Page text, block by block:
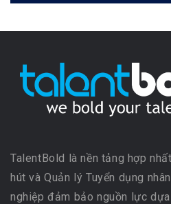
TalentBold là nền tảng hợp
hút và Quản lý Tuyển dụng
nghiệp đảm bảo nguồn lực